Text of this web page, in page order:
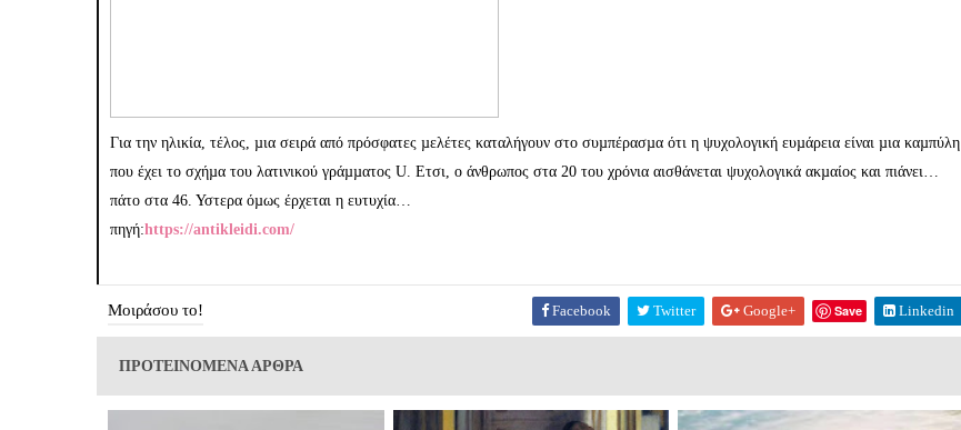
Για την ηλικία, τέλος, µια σειρά από πρόσφατες µελέτες καταλήγουν στο συµπέρασµα ότι η ψυχολογική ευµάρεια είναι µια καµπύλη
που έχει το σχήµα του λατινικού γράµµατος U. Ετσι, ο άνθρωπος στα 20 του χρόνια αισθάνεται ψυχολογικά ακµαίος και πιάνει…
πάτο στα 46. Υστερα όµως έρχεται η ευτυχία…
πηγή:https://antikleidi.com/
Μοιράσου το! Facebook Twitter Google+ Save Linkedin
ΠΡΟΤΕΙΝΟΜΕΝΑ ΑΡΘΡΑ